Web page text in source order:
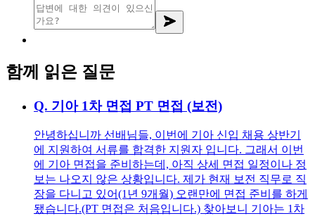
함께 읽은 질문
Q. 기아 1차 면접 PT 면접 (보전)
안녕하십니까 선배님들, 이번에 기아 신입 채용 상반기
에 지원하여 서류를 합격한 지원자 입니다. 그래서 이번
에 기아 면접을 준비하는데, 아직 상세 면접 일정이나 정
보는 나오지 않은 상황입니다. 제가 현재 보전 직무로 직
장을 다니고 있어(1년 9개월) 오랜만에 면접 준비를 하게
됐습니다.(PT 면접은 처음입니다.) 찾아보니 기아는 1차